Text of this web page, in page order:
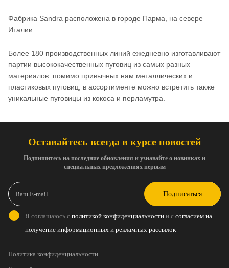
Фабрика Sandra расположена в городе Парма, на севере
Италии.
Более 180 производственных линий ежедневно изготавливают
партии высококачественных пуговиц из самых разных
материалов: помимо привычных нам металлических и
пластиковых пуговиц, в ассортименте можно встретить также
уникальные пуговицы из кокоса и перламутра.
Оставайтесь всегда в курсе новостей
Подпишитесь на последние обновления и узнавайте о новинках и
специальных предложениях первым
Подписаться
Я соглашаюсь с политикой конфиденциальности и с согласием на
получение информационных и рекламных рассылок
Политика конфиденциальности